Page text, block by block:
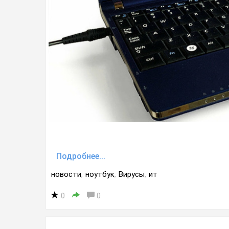
Подробнее...
новости, ноутбук, Вирусы, ит
0 0